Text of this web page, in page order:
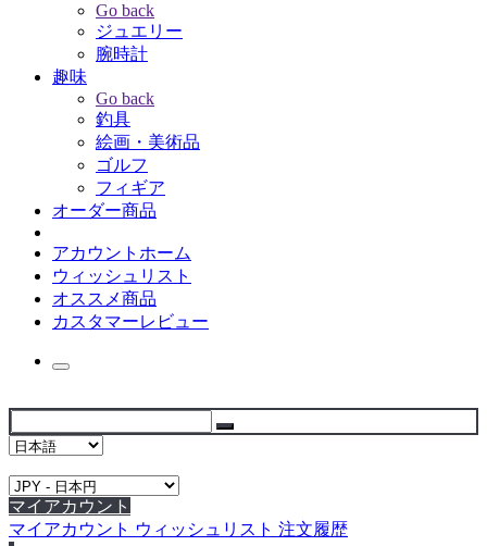
Go back
ジュエリー
腕時計
趣味
Go back
釣具
絵画・美術品
ゴルフ
フィギア
オーダー商品
アカウントホーム
ウィッシュリスト
オススメ商品
カスタマーレビュー
マイアカウント
マイアカウント ウィッシュリスト 注文履歴